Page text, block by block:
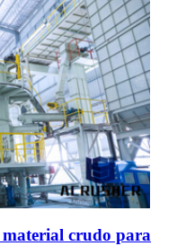
material crudo para